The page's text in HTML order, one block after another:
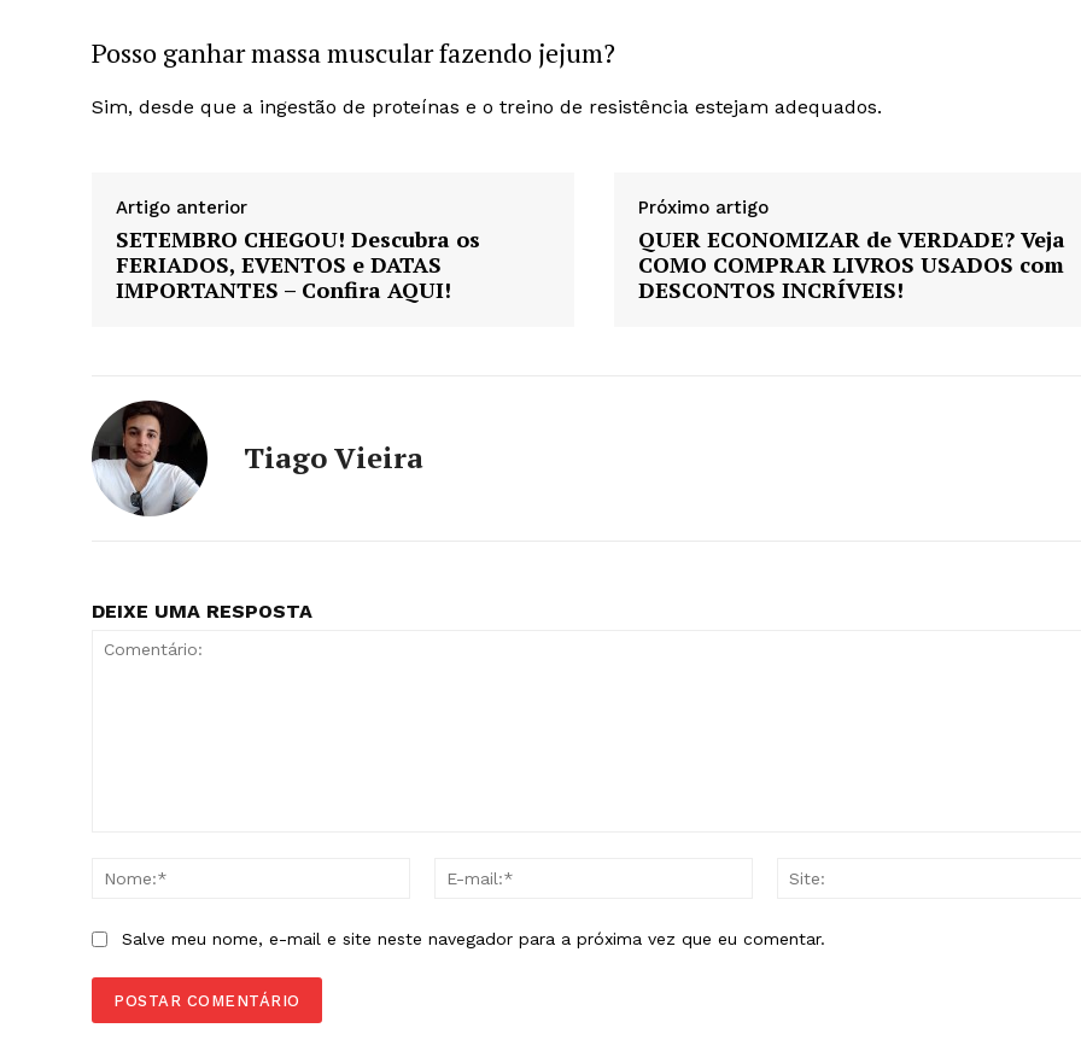
Posso ganhar massa muscular fazendo jejum?
Sim, desde que a ingestão de proteínas e o treino de resistência estejam adequados.
Artigo anterior
SETEMBRO CHEGOU! Descubra os
FERIADOS, EVENTOS e DATAS
IMPORTANTES – Confira AQUI!
Próximo artigo
QUER ECONOMIZAR de VERDADE? Veja
COMO COMPRAR LIVROS USADOS com
DESCONTOS INCRÍVEIS!
Tiago Vieira
DEIXE UMA RESPOSTA
Nome:*
Salve meu nome, e-mail e site neste navegador para a próxima vez que eu comentar.